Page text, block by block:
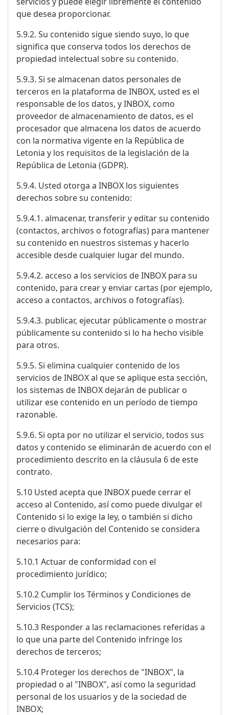
que desea proporcionar.
5.9.2. Su contenido sigue siendo suyo, lo que
significa que conserva todos los derechos de
propiedad intelectual sobre su contenido.
5.9.3. Si se almacenan datos personales de
terceros en la plataforma de INBOX, usted es el
responsable de los datos, y INBOX, como
proveedor de almacenamiento de datos, es el
procesador que almacena los datos de acuerdo
con la normativa vigente en la República de
Letonia y los requisitos de la legislación de la
República de Letonia (GDPR).
5.9.4. Usted otorga a INBOX los siguientes
derechos sobre su contenido:
5.9.4.1. almacenar, transferir y editar su contenido
(contactos, archivos o fotografías) para mantener
su contenido en nuestros sistemas y hacerlo
accesible desde cualquier lugar del mundo.
5.9.4.2. acceso a los servicios de INBOX para su
contenido, para crear y enviar cartas (por ejemplo,
acceso a contactos, archivos o fotografías).
5.9.4.3. publicar, ejecutar públicamente o mostrar
públicamente su contenido si lo ha hecho visible
para otros.
5.9.5. Si elimina cualquier contenido de los
servicios de INBOX al que se aplique esta sección,
los sistemas de INBOX dejarán de publicar o
utilizar ese contenido en un período de tiempo
razonable.
5.9.6. Si opta por no utilizar el servicio, todos sus
datos y contenido se eliminarán de acuerdo con el
procedimiento descrito en la cláusula 6 de este
contrato.
5.10 Usted acepta que INBOX puede cerrar el
acceso al Contenido, así como puede divulgar el
Contenido si lo exige la ley, o también si dicho
cierre o divulgación del Contenido se considera
necesarios para:
5.10.1 Actuar de conformidad con el
procedimiento jurídico;
5.10.2 Cumplir los Términos y Condiciones de
Servicios (TCS);
5.10.3 Responder a las reclamaciones referidas a
lo que una parte del Contenido infringe los
derechos de terceros;
5.10.4 Proteger los derechos de "INBOX", la
propiedad o al "INBOX", así como la seguridad
personal de los usuarios y de la sociedad de
INBOX;